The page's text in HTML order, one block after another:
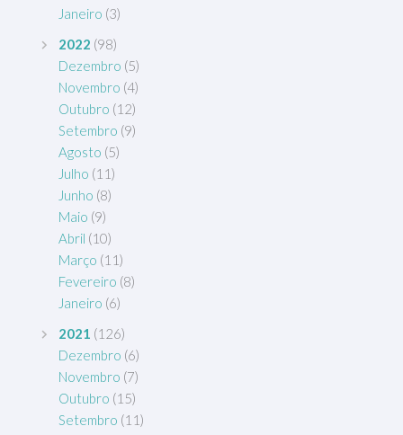
Janeiro (3)
2022 (98)
Dezembro (5)
Novembro (4)
Outubro (12)
Setembro (9)
Agosto (5)
Julho (11)
Junho (8)
Maio (9)
Abril (10)
Março (11)
Fevereiro (8)
Janeiro (6)
2021 (126)
Dezembro (6)
Novembro (7)
Outubro (15)
Setembro (11)